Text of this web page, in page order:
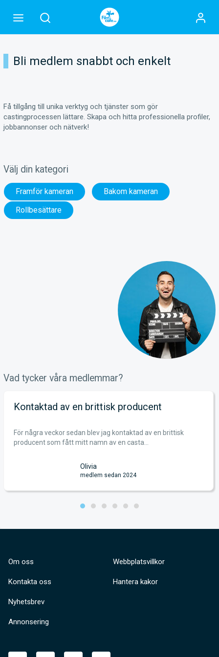
Bli medlem snabbt och enkelt
Få tillgång till unika verktyg och tjänster som gör
castingprocessen lättare. Skapa och hitta professionella profiler,
jobbannonser och nätverk!
Välj din kategori
Framför kameran
Bakom kameran
Rollbesättare
Vad tycker våra medlemmar?
Kontaktad av en brittisk producent
För några veckor sedan blev jag kontaktad av en brittisk
producent som fått mitt namn av en casta...
Olivia
medlem sedan 2024
Om oss
Kontakta oss
Nyhetsbrev
Annonsering
Webbplatsvillkor
Hantera kakor